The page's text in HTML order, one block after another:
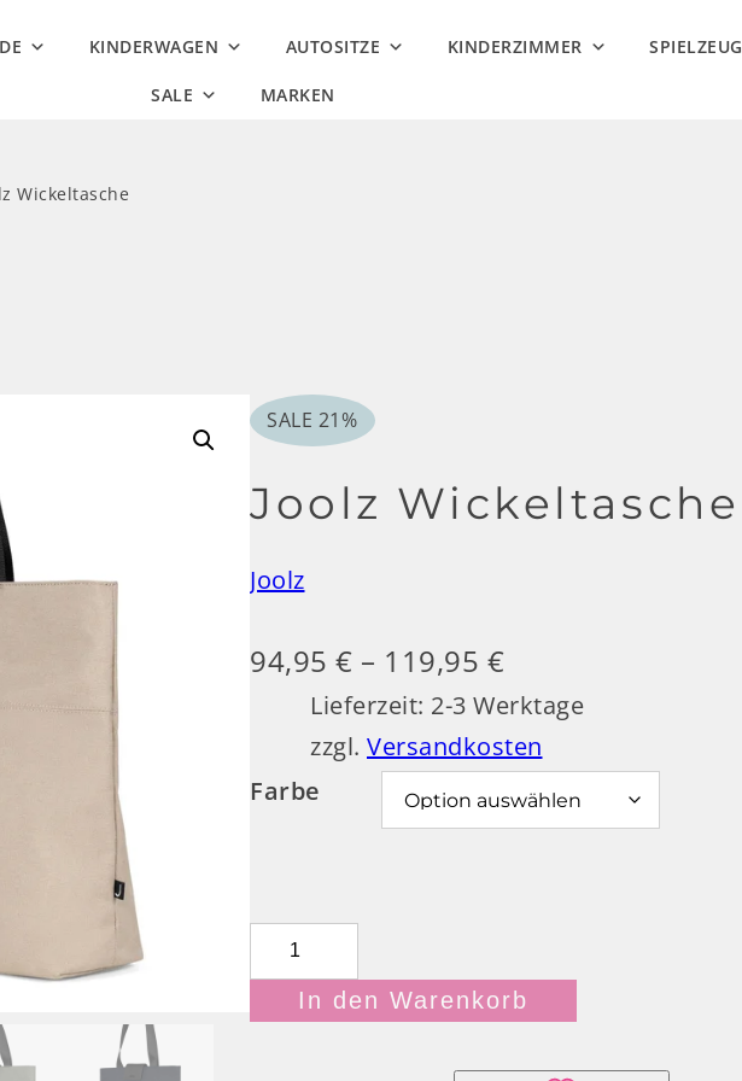
KINDERWAGEN AUTOSITZE KINDERZIMMER SPIELZEUG
SALE MARKEN
Wickeltasche
SALE 21%P
D
A
N
Joolz Wickeltasche
Joolz
94,95 € – 119,95 €
Lieferzeit: 2-3 Werktage
zzgl. Versandkosten
Farbe
o
o
In den Warenkorb